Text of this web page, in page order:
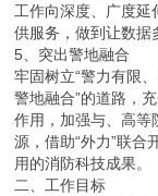
工作向深度、广度延
供服务，做到让数据
5、突出警地融合
牢固树立“警力有限
警地融合”的道路，
作用，加强与、高等
源，借助“外力”联合
用的消防科技成果。
二、工作目标